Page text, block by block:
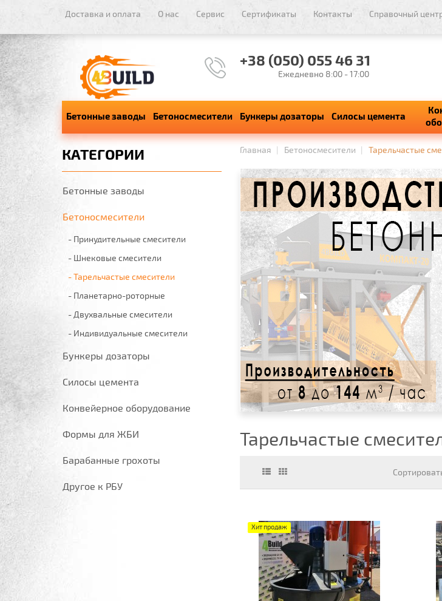
Доставка и оплата О нас Сервис Сертификаты Контакты Справочный
+38 (050) 055 46 31
Ежедневно 8:00 - 17:00
Бетонные заводы Бетоносмесители Бункеры дозаторы Силосы цемента
КАТЕГОРИИ
Бетонные заводы
Бетоносмесители
- Принудительные смесители
- Шнековые смесители
- Тарельчастые смесители
- Планетарно-роторные
- Двухвальные смесители
- Индивидуальные смесители
Бункеры дозаторы
Силосы цемента
Конвейерное оборудование
Формы для ЖБИ
Барабанные грохоты
Другое к РБУ
Главная Бетоносмесители Тарельчастые
Тарельчастые
Хит продаж